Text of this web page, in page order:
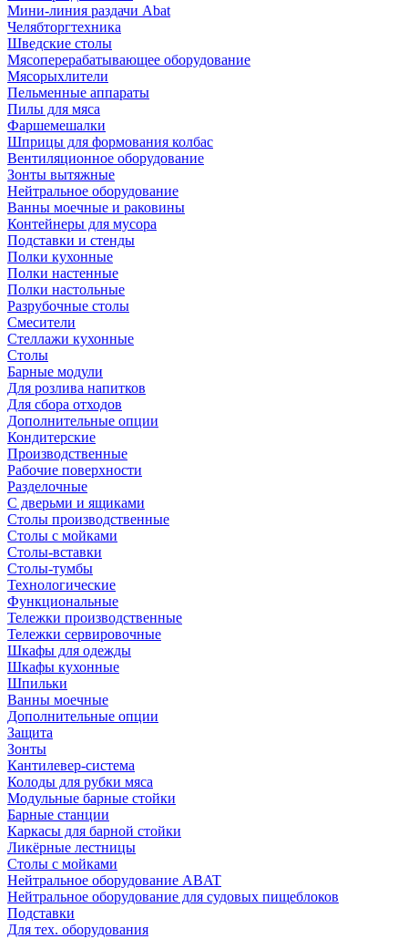
Мини-линия раздачи Abat
Челябторгтехника
Шведские столы
Мясоперерабатывающее оборудование
Мясорыхлители
Пельменные аппараты
Пилы для мяса
Фаршемешалки
Шприцы для формования колбас
Вентиляционное оборудование
Зонты вытяжные
Нейтральное оборудование
Ванны моечные и раковины
Контейнеры для мусора
Подставки и стенды
Полки кухонные
Полки настенные
Полки настольные
Разрубочные столы
Смесители
Стеллажи кухонные
Столы
Барные модули
Для розлива напитков
Для сбора отходов
Дополнительные опции
Кондитерские
Производственные
Рабочие поверхности
Разделочные
С дверьми и ящиками
Столы производственные
Столы с мойками
Столы-вставки
Столы-тумбы
Технологические
Функциональные
Тележки производственные
Тележки сервировочные
Шкафы для одежды
Шкафы кухонные
Шпильки
Ванны моечные
Дополнительные опции
Защита
Зонты
Кантилевер-система
Колоды для рубки мяса
Модульные барные стойки
Барные станции
Каркасы для барной стойки
Ликёрные лестницы
Столы с мойками
Нейтральное оборудование ABAT
Нейтральное оборудование для судовых пищеблоков
Подставки
Для тех. оборудования